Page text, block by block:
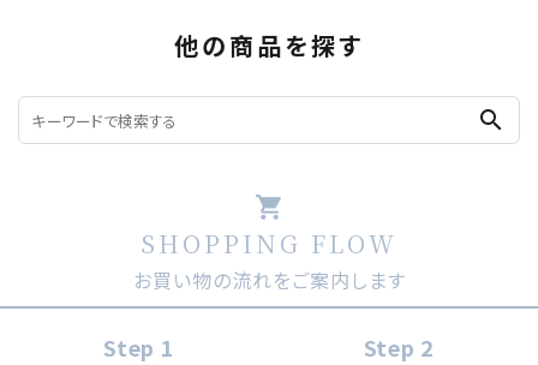
他の商品を探す
search
shopping_cart
SHOPPING FLOW
お買い物の流れをご案内します
Step 1 Step 2